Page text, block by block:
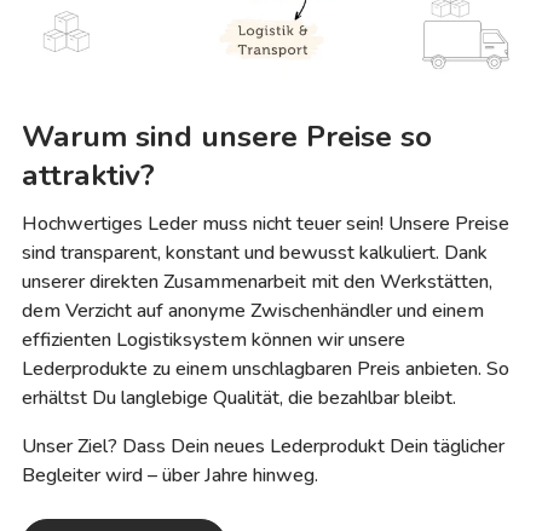
Warum sind unsere Preise so
attraktiv?
Hochwertiges Leder muss nicht teuer sein! Unsere Preise
sind transparent, konstant und bewusst kalkuliert. Dank
unserer direkten Zusammenarbeit mit den Werkstätten,
dem Verzicht auf anonyme Zwischenhändler und einem
effizienten Logistiksystem können wir unsere
Lederprodukte zu einem unschlagbaren Preis anbieten. So
erhältst Du langlebige Qualität, die bezahlbar bleibt.
Unser Ziel? Dass Dein neues Lederprodukt Dein täglicher
Begleiter wird – über Jahre hinweg.